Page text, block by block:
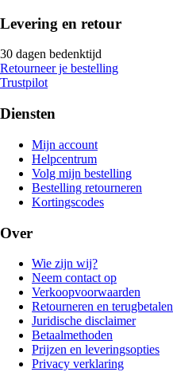
Levering en retour
30 dagen bedenktijd
Retourneer je bestelling
Trustpilot
Diensten
Mijn account
Helpcentrum
Volg mijn bestelling
Bestelling retourneren
Kortingscodes
Over
Wie zijn wij?
Neem contact op
Verkoopvoorwaarden
Retourneren en terugbetalen
Juridische disclaimer
Betaalmethoden
Prijzen en leveringsopties
Privacy verklaring